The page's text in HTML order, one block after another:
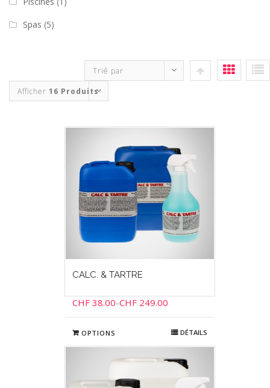
Spas (5)
Trié par
Evaluation
Afficher 16 Produits
CALC. & TARTRE
CHF38.00–CHF249.00
OPTIONS DÉTAILS